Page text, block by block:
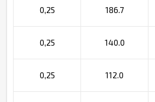
0,25 186.7
0,25 140.0
0,25 112.0